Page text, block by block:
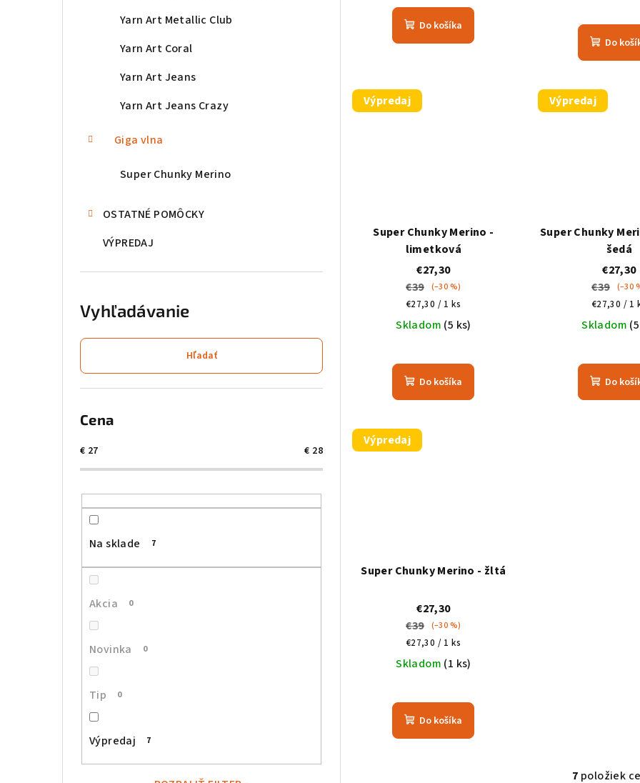
Yarn Art Metallic Club
Yarn Art Coral
Yarn Art Jeans
Yarn Art Jeans Crazy
Giga vlna
Super Chunky Merino
OSTATNÉ POMÔCKY
VÝPREDAJ
Vyhľadávanie
Hľadať
Cena
€ 27 € 28
Na sklade 7
Akcia 0
Novinka 0
Tip 0
Výpredaj 7
v
o
v
Do košíka
Do
Výpredaj
Super Chunky Merino -
limetková
€27,30
€39
(–30 %)
Jednotková
cena:
€27,30 / 1 ks
Skladom (5 ks)
Do košíka
Výpredaj
Super Chunky
šedá
€27,30
€39
(–30
cena:
€27,30 / 1
Skladom
Do
Výpredaj
Super Chunky Merino - žltá
€27,30
€39
(–30 %)
Jednotková
cena:
€27,30 / 1 ks
Skladom (1 ks)
hodnotenie
produktu
je
Do košíka
7 položiek